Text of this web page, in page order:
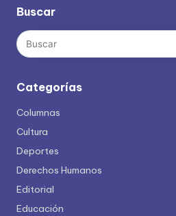
Buscar
Categorías
Columnas
Cultura
Deportes
Derechos Humanos
Editorial
Educación